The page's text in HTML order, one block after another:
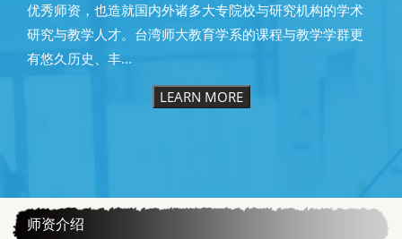
优秀师资，也造就国内外诸多大专院校与研究机构的学术
研究与教学人才。台湾师大教育学系的课程与教学学群更
有悠久历史、丰...
LEARN MORE
师资介绍